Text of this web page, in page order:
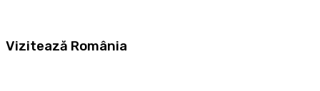
Vizitează România